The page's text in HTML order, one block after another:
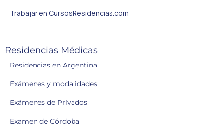
Trabajar en CursosResidencias.com
Residencias Médicas
Residencias en Argentina
Exámenes y modalidades
Exámenes de Privados
Examen de Córdoba